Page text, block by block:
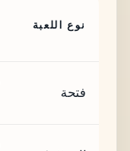
نوع اللعبة
فتحة